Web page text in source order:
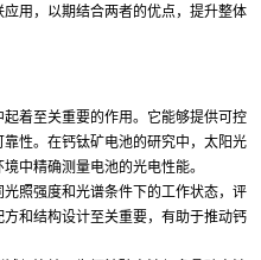
用，以期结合两者的优点，提升整体
着至关重要的作用。它能够提供可控
性。在钙钛矿电池的研究中，太阳光
中精确测量电池的光电性能。
照强度和光谱条件下的工作状态，评
和结构设计至关重要，有助于推动钙